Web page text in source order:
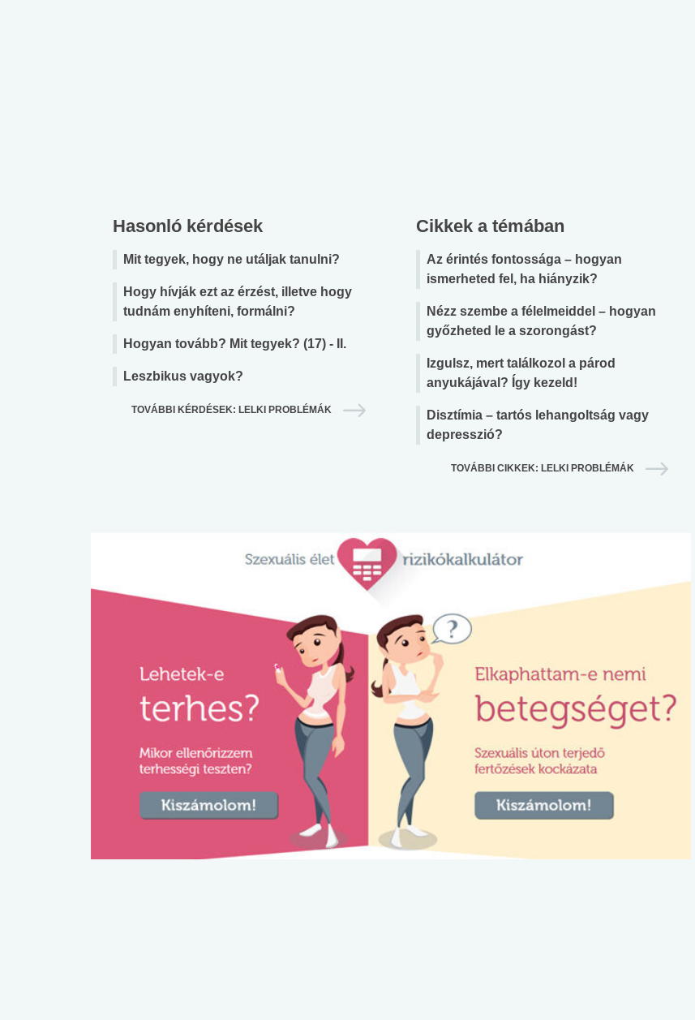
Hasonló kérdések
Mit tegyek, hogy ne utáljak tanulni?
Hogy hívják ezt az érzést, illetve hogy
tudnám enyhíteni, formálni?
Hogyan tovább? Mit tegyek? (17) - II.
Leszbikus vagyok?
TOVÁBBI KÉRDÉSEK: LELKI PROBLÉMÁK
Cikkek a témában
Az érintés fontossága – hogyan
ismerheted fel, ha hiányzik?
Nézz szembe a félelmeiddel – hogyan
győzheted le a szorongást?
Izgulsz, mert találkozol a párod
anyukájával? Így kezeld!
Disztímia – tartós lehangoltság vagy
depresszió?
TOVÁBBI CIKKEK: LELKI PROBLÉMÁK
#Betegségek
Elsősegély
tudásteszt
#Suli, munka
Angol középfokú
nyelvvizsga teszt -
No.42